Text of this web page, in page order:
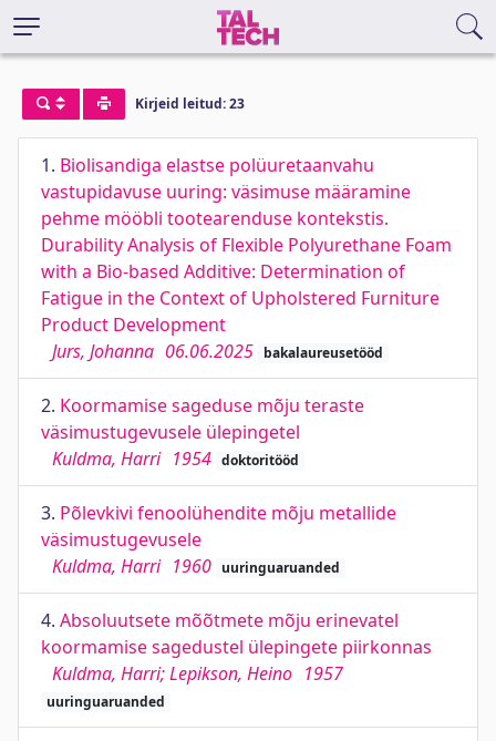
Kirjeid leitud: 23
1. Biolisandiga elastse polüuretaanvahu
vastupidavuse uuring: väsimuse määramine
pehme mööbli tootearenduse kontekstis.
Durability Analysis of Flexible Polyurethane Foam
with a Bio-based Additive: Determination of
Fatigue in the Context of Upholstered Furniture
Product Development
Jurs, Johanna 06.06.2025 bakalaureusetööd
2. Koormamise sageduse mõju teraste
väsimustugevusele ülepingetel
Kuldma, Harri 1954 doktoritööd
3. Põlevkivi fenoolühendite mõju metallide
väsimustugevusele
Kuldma, Harri 1960 uuringuaruanded
4. Absoluutsete mõõtmete mõju erinevatel
koormamise sagedustel ülepingete piirkonnas
Kuldma, Harri; Lepikson, Heino 1957
uuringuaruanded